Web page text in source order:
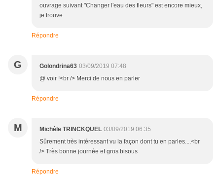
ouvrage suivant "Changer l'eau des fleurs" est encore mieux,
je trouve
Répondre
G Golondrina63 03/09/2019 07:48
@ voir !<br /> Merci de nous en parler
Répondre
M Michèle TRINCKQUEL 03/09/2019 06:35
Sûrement très intéressant vu la façon dont tu en parles....<br
/> Très bonne journée et gros bisous
Répondre